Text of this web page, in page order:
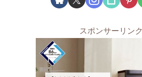
スポンサーリンク